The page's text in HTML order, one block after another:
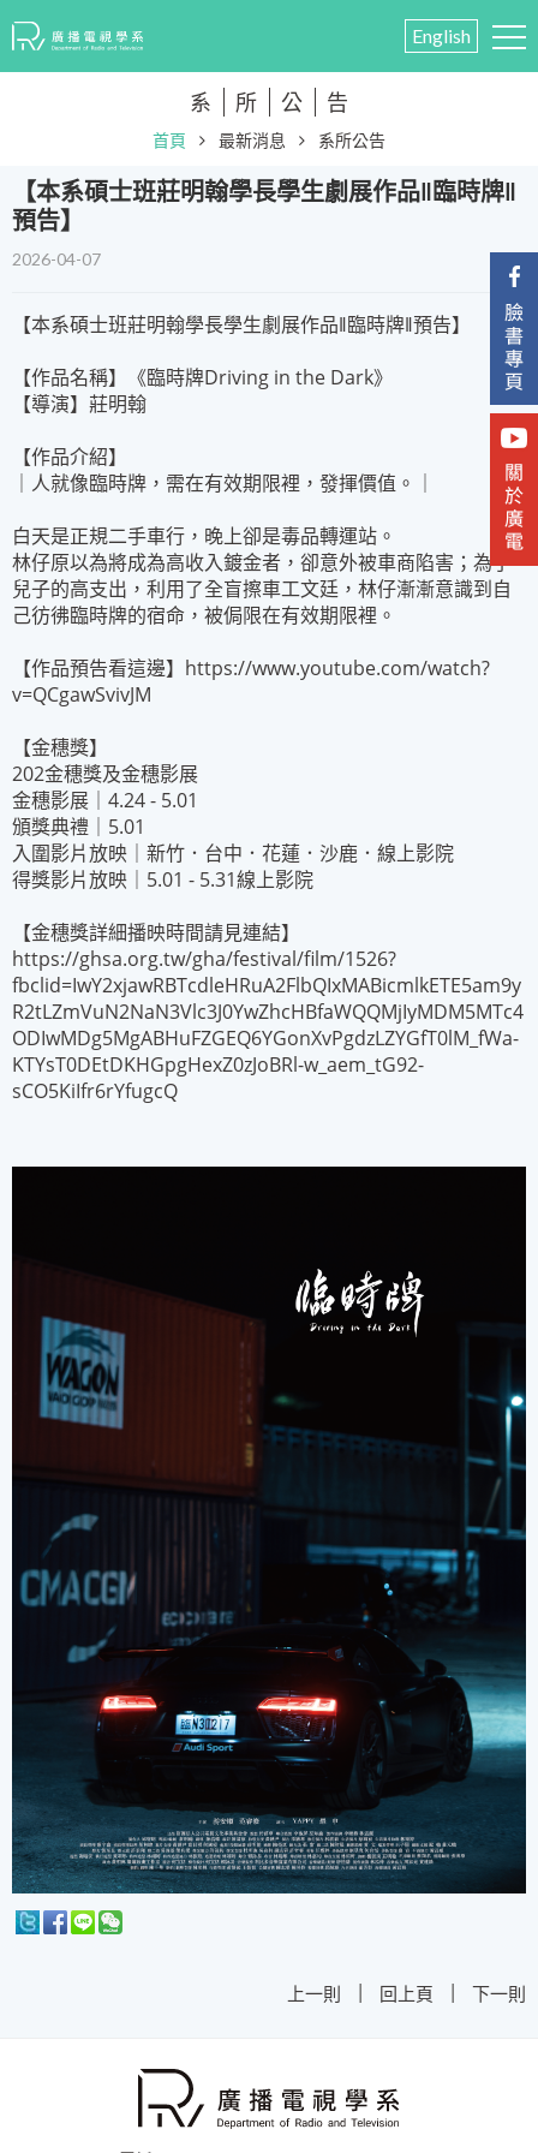
English
系 所 公 告
首頁 最新消息 系所公告
​【本系碩士班莊明翰學長學生劇展作品‖臨時牌‖
預告】
2026-04-07
【本系碩士班莊明翰學長學生劇展作品‖臨時牌‖預告】
【作品名稱】《臨時牌Driving in the Dark》
【導演】莊明翰
【作品介紹】
｜人就像臨時牌，需在有效期限裡，發揮價值。｜
白天是正規二手車行，晚上卻是毒品轉運站。
林仔原以為將成為高收入鍍金者，卻意外被車商陷害；為了
兒子的高支出，利用了全盲擦車工文廷，林仔漸漸意識到自
己彷彿臨時牌的宿命，被侷限在有效期限裡。
【作品預告看這邊】https://www.youtube.com/watch?
v=QCgawSvivJM
【金穗獎】
202金穗獎及金穗影展
金穗影展｜4.24 - 5.01
頒獎典禮｜5.01
入圍影片放映｜新竹．台中．花蓮．沙鹿．線上影院
得獎影片放映｜5.01 - 5.31線上影院
【金穗獎詳細播映時間請見連結】
https://ghsa.org.tw/gha/festival/film/1526?
fbclid=IwY2xjawRBTcdleHRuA2FlbQIxMABicmlkETE5am9y
R2tLZmVuN2NaN3Vlc3J0YwZhcHBfaWQQMjIyMDM5MTc4
ODIwMDg5MgABHuFZGEQ6YGonXvPgdzLZYGfT0lM_fWa-
KTYsT0DEtDKHGpgHexZ0zJoBRl-w_aem_tG92-
sCO5KiIfr6rYfugcQ
上一則 | 回上頁 | 下一則